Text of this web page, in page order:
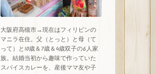
大阪府高槻市→現在はフィリピンの
マニラ在住。父（とっと）と母（て
って）と10歳＆7歳＆4歳双子の6人家
族。結婚当初から趣味で作っていた
スパイスカレーを、産後ママ友や子